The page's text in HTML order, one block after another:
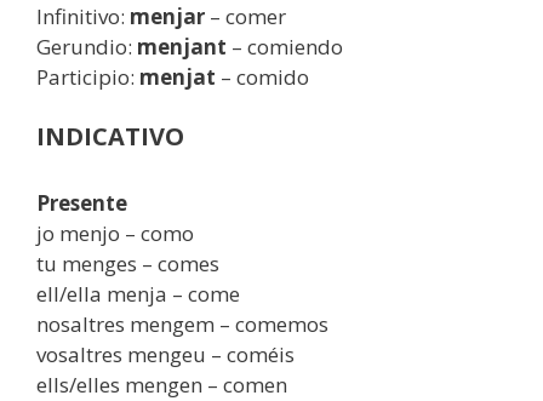
Infinitivo: menjar – comer
Gerundio: menjant – comiendo
Participio: menjat – comido
INDICATIVO
Presente
jo menjo – como
tu menges – comes
ell/ella menja – come
nosaltres mengem – comemos
vosaltres mengeu – coméis
ells/elles mengen – comen